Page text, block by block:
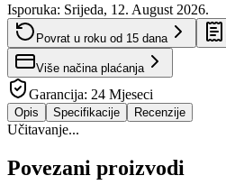
Isporuka: Srijeda, 12. August 2026.
Povrat u roku od 15 dana
Više načina plaćanja
Garancija: 24 Mjeseci
Opis Specifikacije Recenzije
Učitavanje...
Povezani proizvodi